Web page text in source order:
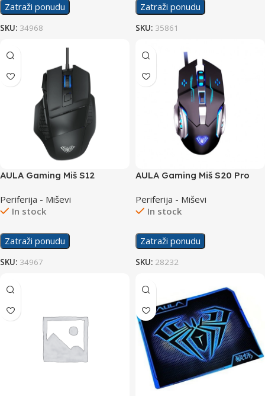
Zatraži ponudu
SKU: 34968
Zatraži ponudu
SKU: 35861
AULA Gaming Miš S12
Periferija - Miševi
In stock
Zatraži ponudu
SKU: 34967
AULA Gaming Miš S20 Pro
Periferija - Miševi
In stock
Zatraži ponudu
SKU: 28232